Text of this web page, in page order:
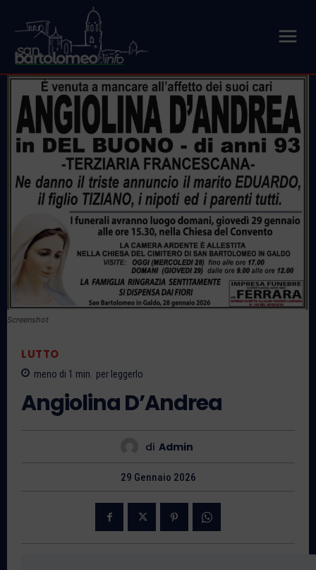
Screenshot
LUTTO
meno di 1 min. per leggerlo
Angiolina D’Andrea
di Admin
29 Gennaio 2026